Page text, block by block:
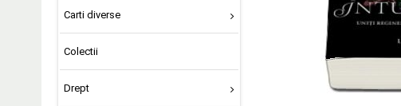
Carti diverse
Colectii
Drept